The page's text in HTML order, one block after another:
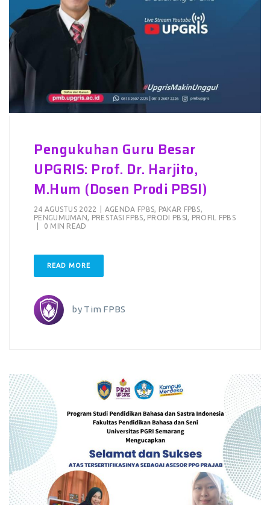
Pengukuhan Guru Besar
UPGRIS: Prof. Dr. Harjito,
M.Hum (Dosen Prodi PBSI)
24 AGUSTUS 2022 AGENDA FPBS, PAKAR FPBS,
PENGUMUMAN, PRESTASI FPBS, PRODI PBSI, PROFIL FPBS
0 MIN READ
READ MORE
by Tim FPBS